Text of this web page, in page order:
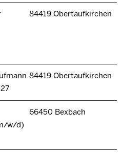
84419 Obertaufkirchen
84419 Obertaufkirchen
w/d)
66450 Bexbach